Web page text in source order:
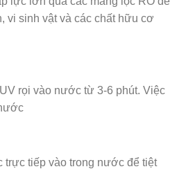
vi sinh vật và các chất hữu cơ
rọi vào nước từ 3-6 phút. Việc
trực tiếp vào trong nước để tiệt